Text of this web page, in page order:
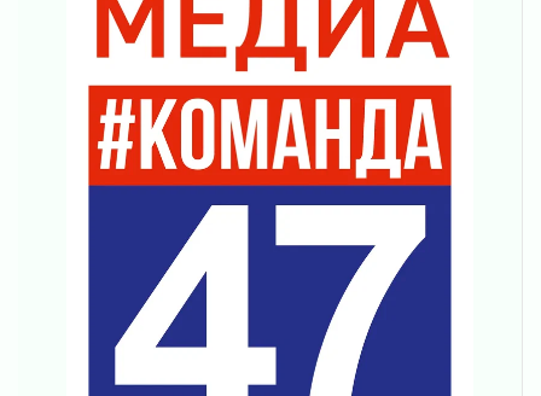
Награды нашли строителей
03 августа 2026
Ленобласть повышает производительность
труда в ЖКХ
03 августа 2026
Поддержка волонтерских объединений
Ладожский мост полностью закроют на два
Музеи Ленобласти обновляют пространства
03 августа 2026
Новая площадка: 2027